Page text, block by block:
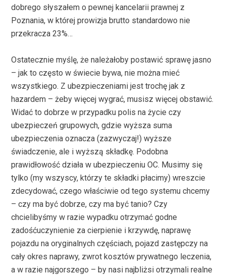
dobrego słyszałem o pewnej kancelarii prawnej z
Poznania, w której prowizja brutto standardowo nie
przekracza 23%…
Ostatecznie myślę, że należałoby postawić sprawę jasno
– jak to często w świecie bywa, nie można mieć
wszystkiego. Z ubezpieczeniami jest trochę jak z
hazardem – żeby więcej wygrać, musisz więcej obstawić.
Widać to dobrze w przypadku polis na życie czy
ubezpieczeń grupowych, gdzie wyższa suma
ubezpieczenia oznacza (zazwyczaj!) wyższe
świadczenie, ale i wyższą składkę. Podobna
prawidłowość działa w ubezpieczeniu OC. Musimy się
tylko (my wszyscy, którzy te składki płacimy) wreszcie
zdecydować, czego właściwie od tego systemu chcemy
– czy ma być dobrze, czy ma być tanio? Czy
chcielibyśmy w razie wypadku otrzymać godne
zadośćuczynienie za cierpienie i krzywdę, naprawę
pojazdu na oryginalnych częściach, pojazd zastępczy na
cały okres naprawy, zwrot kosztów prywatnego leczenia,
a w razie najgorszego – by nasi najbliżsi otrzymali realne